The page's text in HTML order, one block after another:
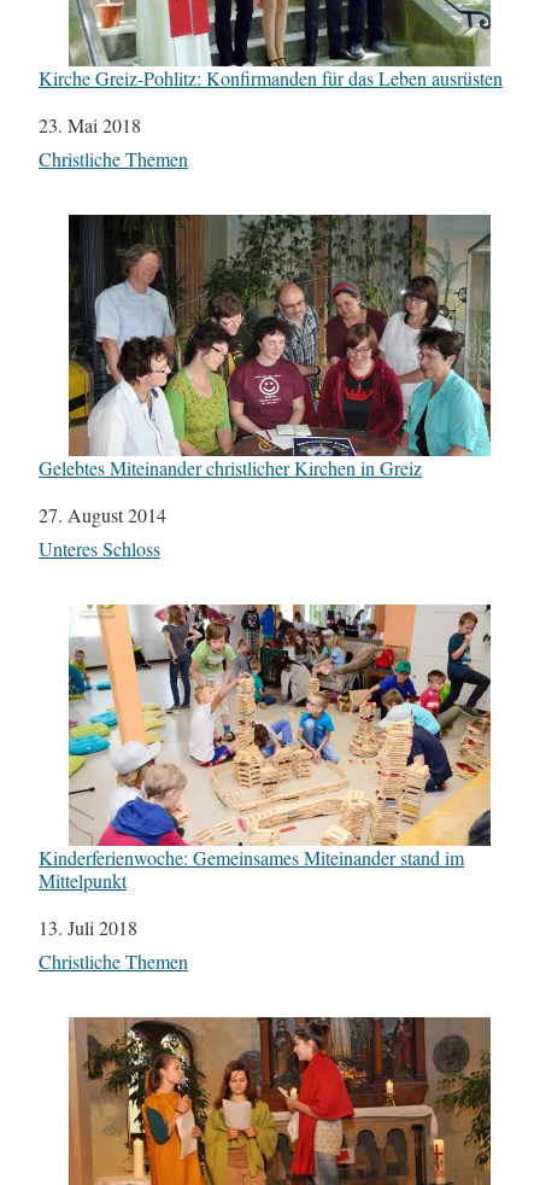
Kirche Greiz-Pohlitz: Konfirmanden für das Leben ausrüsten
Datum
23. Mai 2018
In Bezug auf
Christliche Themen
Gelebtes Miteinander christlicher Kirchen in Greiz
Datum
27. August 2014
In Bezug auf
Unteres Schloss
Kinderferienwoche: Gemeinsames Miteinander stand im
Mittelpunkt
Datum
13. Juli 2018
In Bezug auf
Christliche Themen